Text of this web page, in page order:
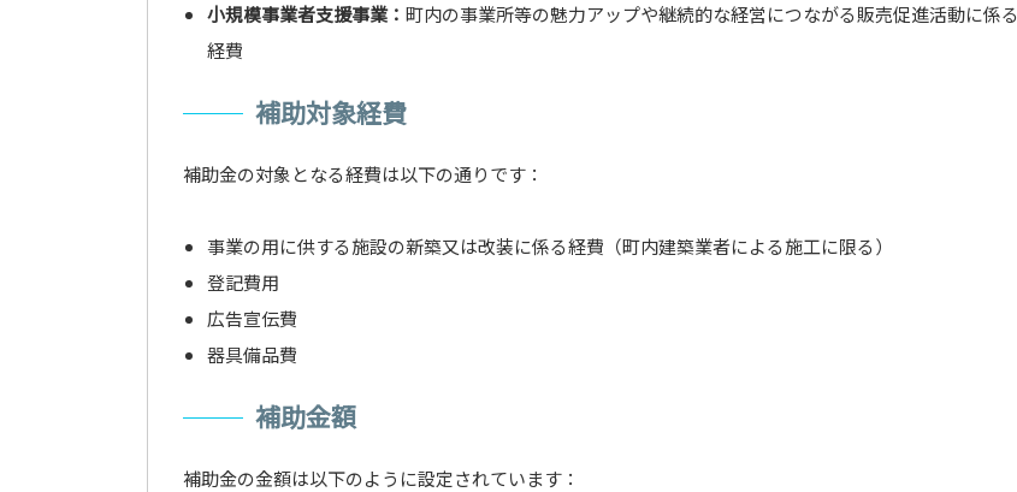
小規模事業者支援事業： 町内の事業所等の魅力アップや継続的な経営につながる販売促進活動に係る
経費
補助対象経費
補助金の対象となる経費は以下の通りです：
事業の用に供する施設の新築又は改装に係る経費（町内建築業者による施工に限る）
登記費用
広告宣伝費
器具備品費
補助金額
補助金の金額は以下のように設定されています：